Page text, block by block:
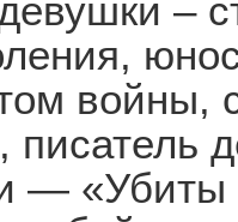
–
войны,
—